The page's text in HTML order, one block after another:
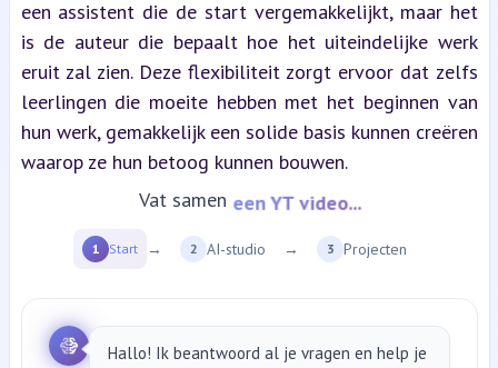
een assistent die de start vergemakkelijkt, maar het
is de auteur die bepaalt hoe het uiteindelijke werk
eruit zal zien. Deze flexibiliteit zorgt ervoor dat zelfs
leerlingen die moeite hebben met het beginnen van
hun werk, gemakkelijk een solide basis kunnen creëren
waarop ze hun betoog kunnen bouwen.
Vat samen
1 Start → 2 AI-studio → 3 Projecten
Hallo! Ik beantwoord al je vragen en help je